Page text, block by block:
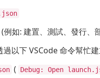
如: 建置、測試、發行
以下 VSCode 命令幫忙建
( Debug: Open